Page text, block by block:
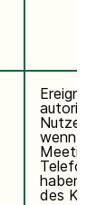
wenn Sie
haben.
des